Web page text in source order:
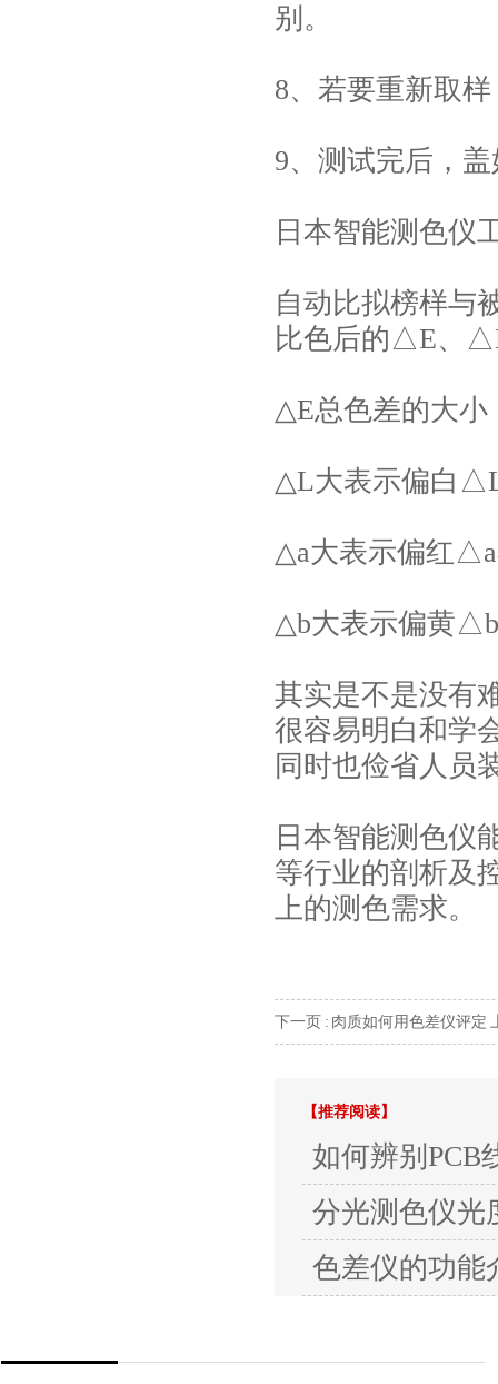
别。
8、若要重新取
9、测试完后，
日本智能测色仪
自动比拟榜样与
比色后的△E、
△E总色差的大小
△L大表示偏白
△a大表示偏红
△b大表示偏黄
其实是不是没有
很容易明白和学
同时也俭省人员
日本智能测色仪
等行业的剖析及
上的测色需求。
下一页 : 肉质如何用色差仪评定
【推荐阅读】
如何辨别PCB
分光测色仪光
色差仪的功能